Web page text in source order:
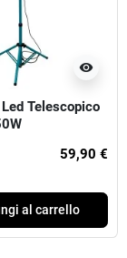
visibility
Telescopico
59,90 €
al carrello